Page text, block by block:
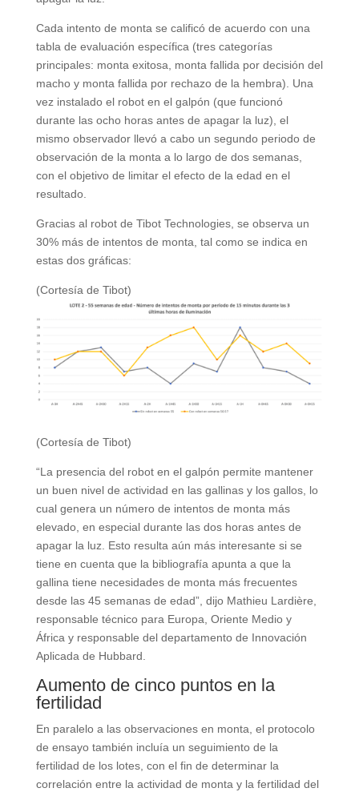
Cada intento de monta se calificó de acuerdo con una
tabla de evaluación específica (tres categorías
principales: monta exitosa, monta fallida por decisión del
macho y monta fallida por rechazo de la hembra). Una
vez instalado el robot en el galpón (que funcionó
durante las ocho horas antes de apagar la luz), el
mismo observador llevó a cabo un segundo periodo de
observación de la monta a lo largo de dos semanas,
con el objetivo de limitar el efecto de la edad en el
resultado.
Gracias al robot de Tibot Technologies, se observa un
30% más de intentos de monta, tal como se indica en
estas dos gráficas:
(Cortesía de Tibot)
(Cortesía de Tibot)
“La presencia del robot en el galpón permite mantener
un buen nivel de actividad en las gallinas y los gallos, lo
cual genera un número de intentos de monta más
elevado, en especial durante las dos horas antes de
apagar la luz. Esto resulta aún más interesante si se
tiene en cuenta que la bibliografía apunta a que la
gallina tiene necesidades de monta más frecuentes
desde las 45 semanas de edad”, dijo Mathieu Lardière,
responsable técnico para Europa, Oriente Medio y
África y responsable del departamento de Innovación
Aplicada de Hubbard.
Aumento de cinco puntos en la
fertilidad
En paralelo a las observaciones en monta, el protocolo
de ensayo también incluía un seguimiento de la
fertilidad de los lotes, con el fin de determinar la
correlación entre la actividad de monta y la fertilidad del